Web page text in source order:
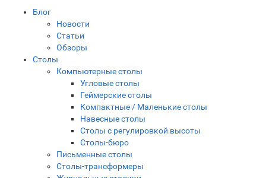
Блог
Новости
Статьи
Обзоры
Столы
Компьютерные столы
Угловые столы
Геймерские столы
Компактные / Маленькие столы
Навесные столы
Столы с регулировкой высоты
Столы-бюро
Письменные столы
Столы-трансформеры